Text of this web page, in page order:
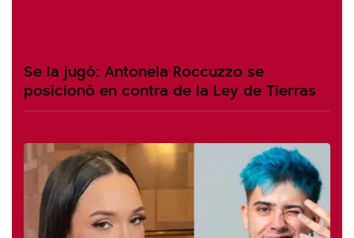
Se la jugó: Antonela Roccuzzo se
posicionó en contra de la Ley de Tierras